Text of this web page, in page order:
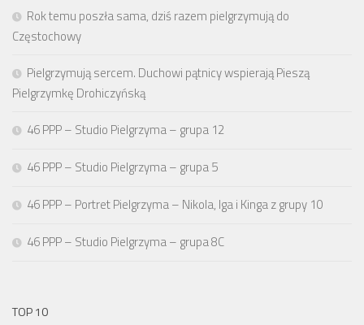
Rok temu poszła sama, dziś razem pielgrzymują do
Częstochowy
Pielgrzymują sercem. Duchowi pątnicy wspierają Pieszą
Pielgrzymkę Drohiczyńską
46 PPP – Studio Pielgrzyma – grupa 12
46 PPP – Studio Pielgrzyma – grupa 5
46 PPP – Portret Pielgrzyma – Nikola, Iga i Kinga z grupy 10
46 PPP – Studio Pielgrzyma – grupa 8C
TOP 10